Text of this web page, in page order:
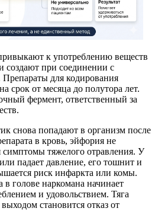
к употреблению веществ
создают при соединении с
для кодирования
срок от месяца до полутора лет.
фермент, ответственный за
снова попадают в организм после
в кровь, эйфория не
симптомы тяжелого отравления. У
падает давление, его тошнит и
риск инфаркта или комы.
голове наркомана начинает
и удовольствием. Тяга
становится отказ от